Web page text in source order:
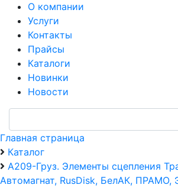
О компании
Услуги
Контакты
Прайсы
Каталоги
Новинки
Новости
Главная страница
Каталог
А209-Груз. Элементы сцепления
Автомагнат, RusDisk, БелАК,